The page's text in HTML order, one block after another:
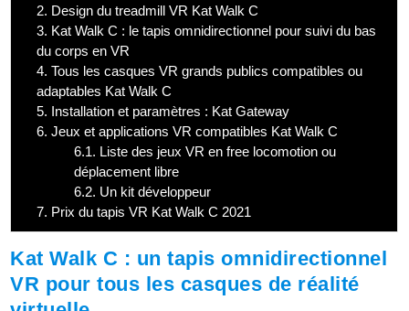
2. Design du treadmill VR Kat Walk C
3. Kat Walk C : le tapis omnidirectionnel pour suivi du bas
du corps en VR
4. Tous les casques VR grands publics compatibles ou
adaptables Kat Walk C
5. Installation et paramètres : Kat Gateway
6. Jeux et applications VR compatibles Kat Walk C
6.1. Liste des jeux VR en free locomotion ou
déplacement libre
6.2. Un kit développeur
7. Prix du tapis VR Kat Walk C 2021
Kat Walk C : un tapis omnidirectionnel
VR pour tous les casques de réalité